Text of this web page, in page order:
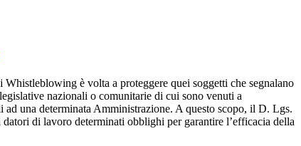
è volta a proteggere quei soggetti che segnalano
nazionali o comunitarie di cui sono venuti a
ad una determinata Amministrazione. A questo scopo, il D. Lgs.
datori di lavoro determinati obblighi per garantire l’efficacia della